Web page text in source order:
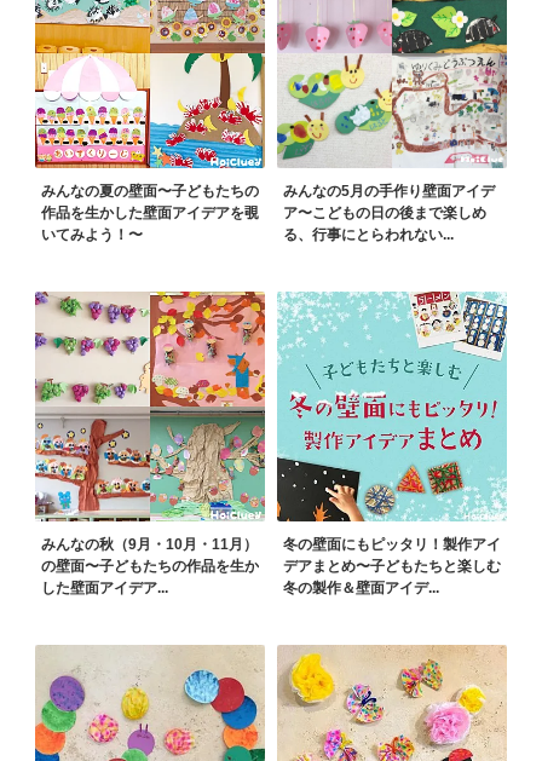
みんなの夏の壁面〜子どもたちの
作品を生かした壁面アイデアを覗
いてみよう！〜
みんなの5月の手作り壁面アイデ
ア〜こどもの日の後まで楽しめ
る、行事にとらわれない...
みんなの秋（9月・10月・11月）
の壁面〜子どもたちの作品を生か
した壁面アイデア...
冬の壁面にもピッタリ！製作アイ
デアまとめ〜子どもたちと楽しむ
冬の製作＆壁面アイデ...